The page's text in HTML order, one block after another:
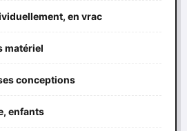
en vrac
matériel
conceptions
enfants